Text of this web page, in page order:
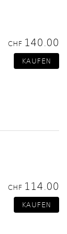
CHF 140.00
CHF 114.00